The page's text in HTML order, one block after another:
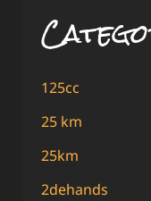
125cc
25 km
25km
2dehands